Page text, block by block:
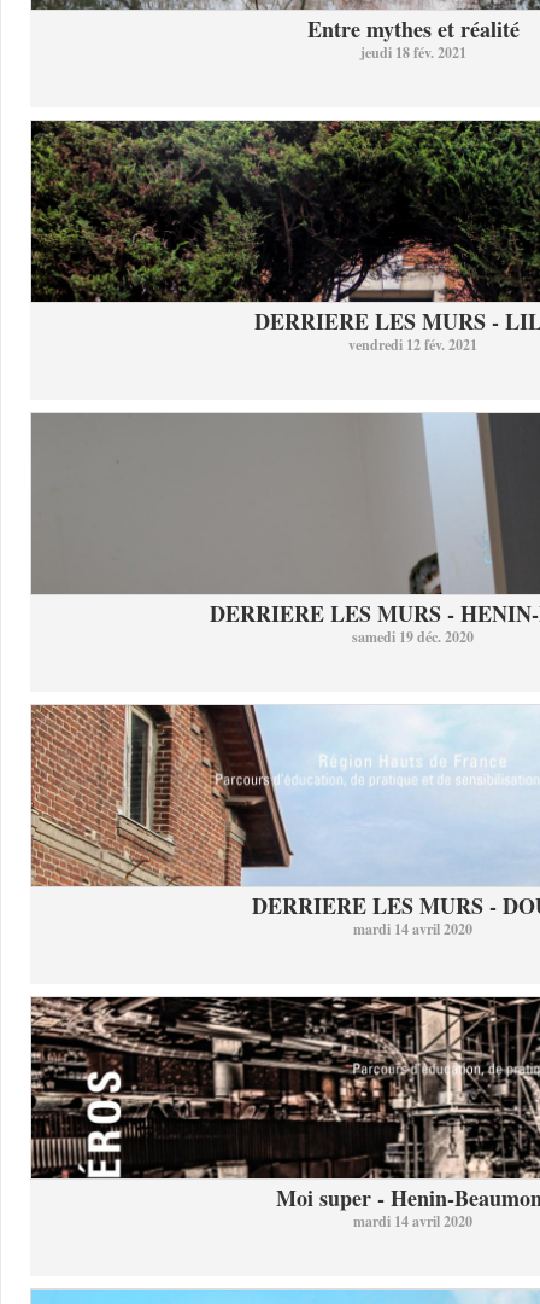
Entre mythes et réalité
jeudi 18 fév. 2021
DERRIERE LES MURS -
vendredi 12 fév. 2021
DERRIERE LES MURS -
samedi 19 déc. 2020
DERRIERE LES MURS -
mardi 14 avril 2020
Moi super - Henin-
mardi 14 avril 2020